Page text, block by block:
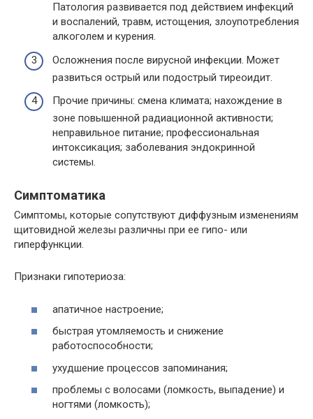
Патология развивается под действием инфекций
и воспалений, травм, истощения, злоупотребления
алкоголем и курения.
Осложнения после вирусной инфекции. Может
развиться острый или подострый тиреоидит.
Прочие причины: смена климата; нахождение в
зоне повышенной радиационной активности;
неправильное питание; профессиональная
интоксикация; заболевания эндокринной
системы.
Симптоматика
Симптомы, которые сопутствуют диффузным изменениям
щитовидной железы различны при ее гипо- или
гиперфункции.
Признаки гипотериоза:
апатичное настроение;
быстрая утомляемость и снижение
работоспособности;
ухудшение процессов запоминания;
проблемы с волосами (ломкость, выпадение) и
ногтями (ломкость);